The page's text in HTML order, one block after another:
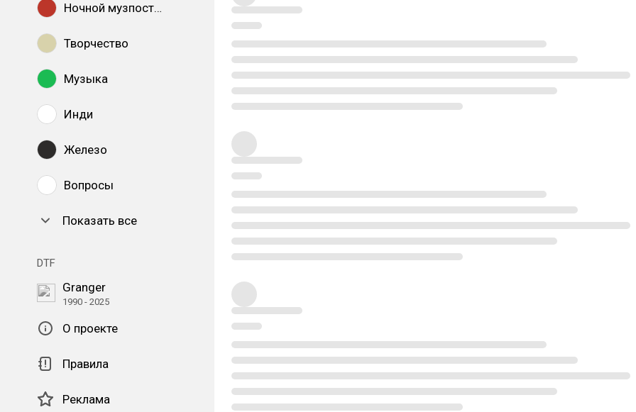
Ночной музпостинг
Творчество
Музыка
Инди
Железо
Вопросы
Показать все
DTF
Granger
1990 - 2025
О проекте
Правила
Реклама